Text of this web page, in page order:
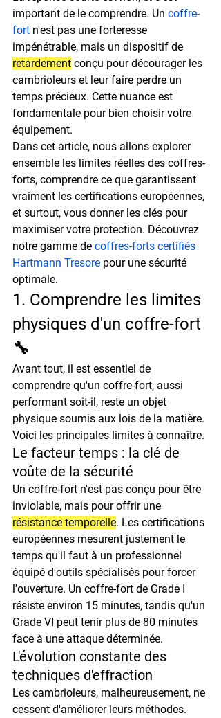
important de le comprendre. Un coffre-
fort n'est pas une forteresse
impénétrable, mais un dispositif de
retardement conçu pour décourager les
cambrioleurs et leur faire perdre un
temps précieux. Cette nuance est
fondamentale pour bien choisir votre
équipement.
Dans cet article, nous allons explorer
ensemble les limites réelles des coffres-
forts, comprendre ce que garantissent
vraiment les certifications européennes,
et surtout, vous donner les clés pour
maximiser votre protection. Découvrez
notre gamme de coffres-forts certifiés
Hartmann Tresore pour une sécurité
optimale.
1. Comprendre les limites
physiques d'un coffre-fort
🔧
Avant tout, il est essentiel de
comprendre qu'un coffre-fort, aussi
performant soit-il, reste un objet
physique soumis aux lois de la matière.
Voici les principales limites à connaître.
Le facteur temps : la clé de
voûte de la sécurité
Un coffre-fort n'est pas conçu pour être
inviolable, mais pour offrir une
résistance temporelle. Les certifications
européennes mesurent justement le
temps qu'il faut à un professionnel
équipé d'outils spécialisés pour forcer
l'ouverture. Un coffre-fort de Grade I
résiste environ 15 minutes, tandis qu'un
Grade VI peut tenir plus de 80 minutes
face à une attaque déterminée.
L'évolution constante des
techniques d'effraction
Les cambrioleurs, malheureusement, ne
cessent d'améliorer leurs méthodes.